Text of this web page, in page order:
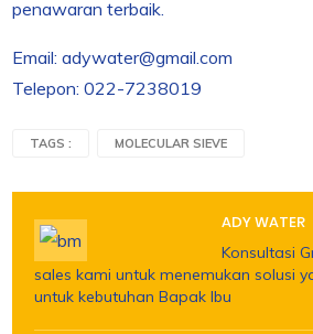
penawaran terbaik.
Email: adywater@gmail.com
Telepon: 022-7238019
TAGS : MOLECULAR SIEVE
ADY WATER
Konsultasi
sales kami untuk menemukan solusi
untuk kebutuhan Bapak Ibu